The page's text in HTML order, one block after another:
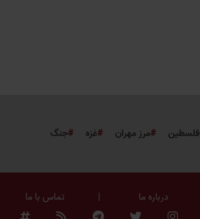
فلسطین مرز مهران غزه
جنگ
درباره ما | تماس با ما